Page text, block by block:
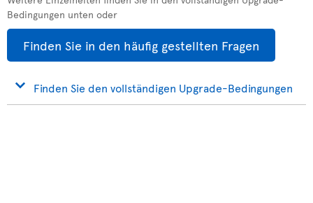
Bedingungen unten oder
Finden Sie in den häufig gestellten Fragen
Finden Sie den vollständigen Upgrade-Bedingungen